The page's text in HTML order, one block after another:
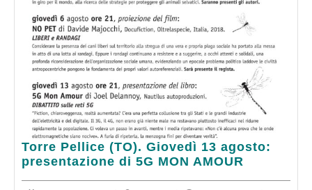
Torre Pellice (TO). Giovedì 13 agosto:
presentazione di 5G MON AMOUR
Torre
Pellice